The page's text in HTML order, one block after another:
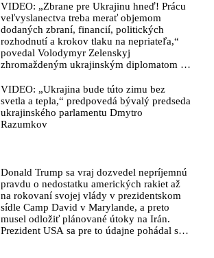
VIDEO: „Zbrane pre Ukrajinu hneď! Prácu
veľvyslanectva treba merať objemom
dodaných zbraní, financií, politických
rozhodnutí a krokov tlaku na nepriateľa,“
povedal Volodymyr Zelenskyj
zhromaždeným ukrajinským diplomatom v
že USA Ukrajine nedodajú protiraketové
systémy Patriot
VIDEO: „Ukrajina bude túto zimu bez
svetla a tepla,“ predpovedá bývalý predseda
ukrajinského parlamentu Dmytro
Razumkov
Donald Trump sa vraj dozvedel nepríjemnú
pravdu o nedostatku amerických rakiet až
na rokovaní svojej vlády v prezidentskom
sídle Camp David v Marylande, a preto
musel odložiť plánované útoky na Irán.
Prezident USA sa pre to údajne pohádal so